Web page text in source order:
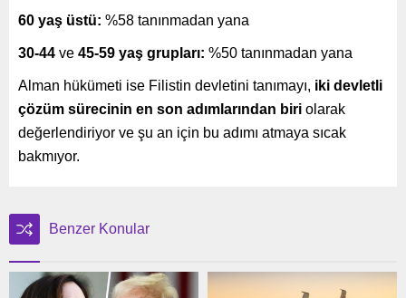
60 yaş üstü: %58 tanınmadan yana
30-44 ve 45-59 yaş grupları: %50 tanınmadan yana
Alman hükümeti ise Filistin devletini tanımayı, iki devletli
çözüm sürecinin en son adımlarından biri olarak
değerlendiriyor ve şu an için bu adımı atmaya sıcak
bakmıyor.
Benzer Konular